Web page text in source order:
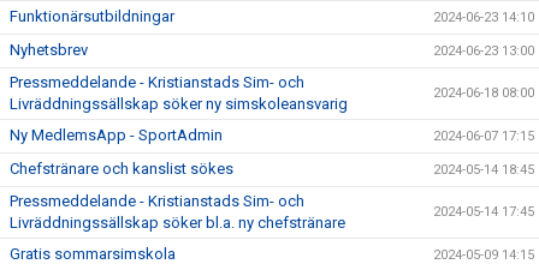
Funktionärsutbildningar 2024-06-23 14:10
Nyhetsbrev 2024-06-23 13:00
Pressmeddelande - Kristianstads Sim- och
Livräddningssällskap söker ny simskoleansvarig
2024-06-18 08:00
Ny MedlemsApp - SportAdmin 2024-06-07 17:15
Chefstränare och kanslist sökes 2024-05-14 18:45
Pressmeddelande - Kristianstads Sim- och
Livräddningssällskap söker bl.a. ny chefstränare
2024-05-14 17:45
Gratis sommarsimskola 2024-05-09 14:15